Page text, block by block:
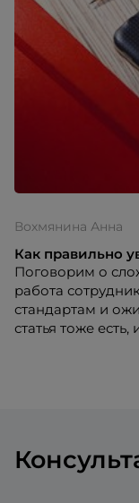
сегодня.
Вохмянина Анна
Как правильно
Поговорим о
работа
стандартам и
статья тоже